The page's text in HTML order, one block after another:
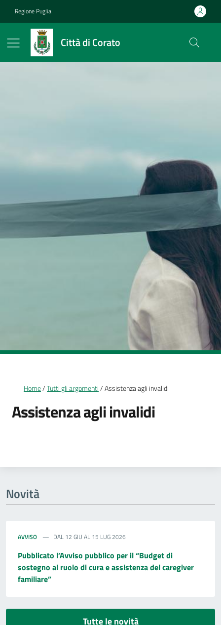
Regione Puglia
Città di Corato
Briciole di pane
Home Tutti gli argomenti Assistenza agli invalidi
Assistenza agli invalidi
Novità
AVVISO DAL 12 GIU AL 15 LUG 2026
Pubblicato l’Avviso pubblico per il “Budget di
sostegno al ruolo di cura e assistenza del caregiver
familiare”
Tutte le novità